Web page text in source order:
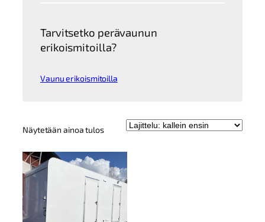
Tarvitsetko perävaunun
erikoismitoilla?
Vaunu erikoismitoilla
Näytetään ainoa tulos